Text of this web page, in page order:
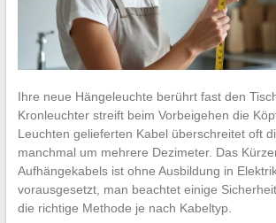
Ihre neue Hängeleuchte berührt fast den
Kronleuchter streift beim Vorbeigehen die
Leuchten gelieferten Kabel überschreitet oft
manchmal um mehrere Dezimeter. Das
Aufhängekabels ist ohne Ausbildung in
vorausgesetzt, man beachtet einige
die richtige Methode je nach Kabeltyp.